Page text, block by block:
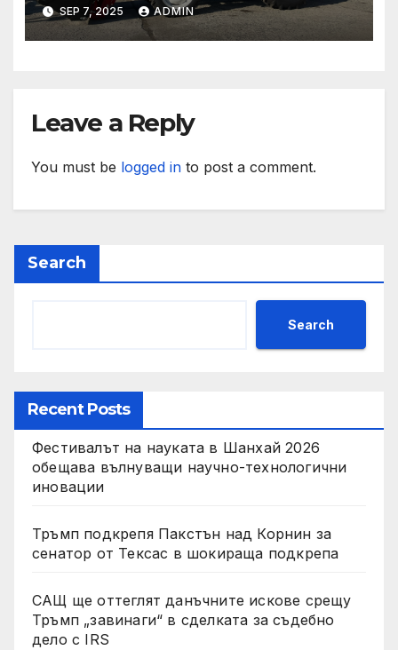
състояние, ръст на
приходите и напредък в
социални проекти
SEP 7, 2025 ADMIN
Leave a Reply
You must be logged in to post a comment.
Search
Search
Recent Posts
Фестивалът на науката в Шанхай 2026
обещава вълнуващи научно-технологични
иновации
Тръмп подкрепя Пакстън над Корнин за
сенатор от Тексас в шокираща подкрепа
САЩ ще оттеглят данъчните искове срещу
Тръмп „завинаги“ в сделката за съдебно
дело с IRS